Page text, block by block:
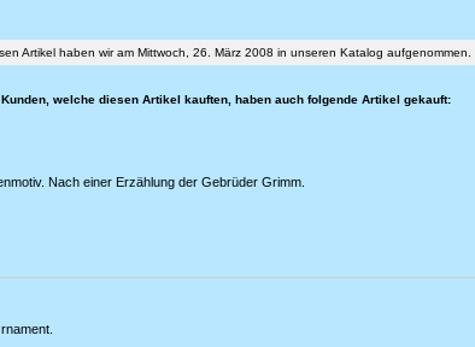
Artikel haben wir am Mittwoch, 26. März 2008 in unseren Katalog aufgenommen.
Kunden, welche diesen Artikel kauften, haben auch folgende Artikel gekauft:
Nach einer Erzählung der Gebrüder Grimm.